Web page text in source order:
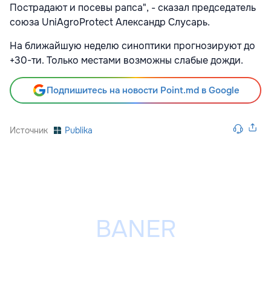
Пострадают и посевы рапса", - сказал председатель
союза UniAgroProtect Александр Слусарь.
На ближайшую неделю синоптики прогнозируют до
+30-ти. Только местами возможны слабые дожди.
Подпишитесь на новости Point.md в Google
Источник Publika